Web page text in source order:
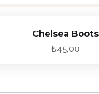
Chelsea Boots
₺45,00